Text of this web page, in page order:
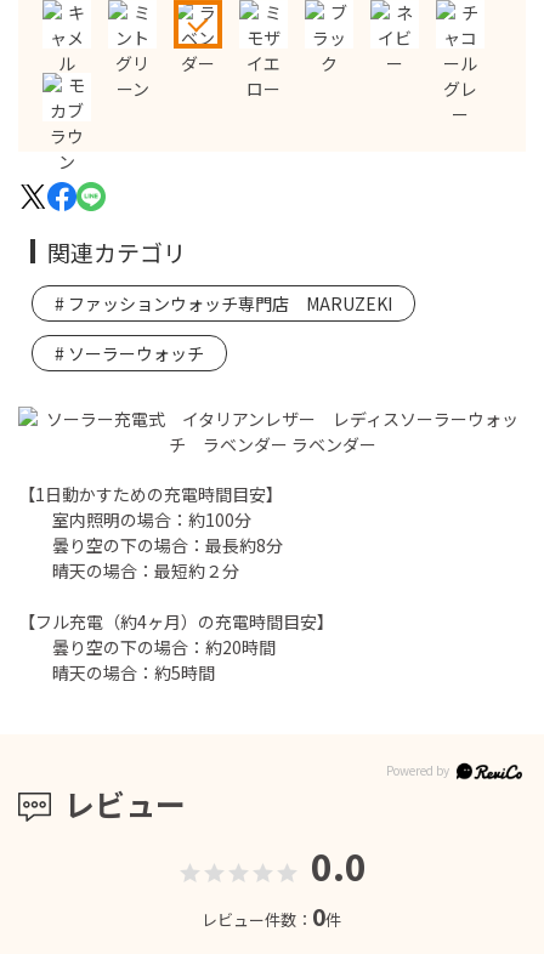
【1日動かすための充電時間目安】
室内照明の場合：約100分
曇り空の下の場合：最長約8分
晴天の場合：最短約２分
【フル充電（約4ヶ月）の充電時間目安】
曇り空の下の場合：約20時間
晴天の場合：約5時間
レビュー
0.0
レビュー件数： 0件
関連カテゴリ
ファッションウォッチ専門店 MARUZEKI
ソーラーウォッチ